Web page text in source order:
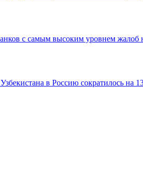
с самым высоким уровнем жалоб
в Россию сократилось на